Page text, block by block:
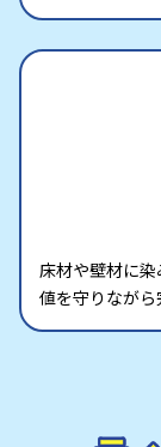
床材や壁材に
値を守りながら